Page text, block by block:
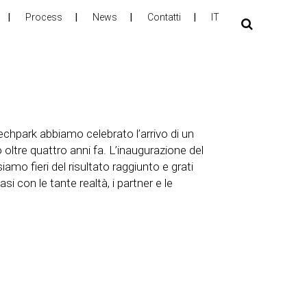
Process News Contatti IT
abbiamo celebrato l’arrivo di un
quattro anni fa. L’inaugurazione del
fieri del risultato raggiunto e grati
con le tante realtà, i partner e le